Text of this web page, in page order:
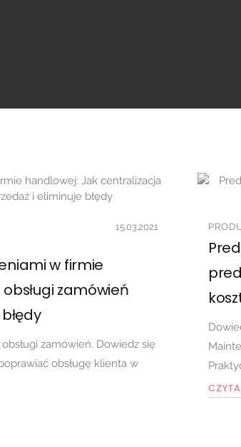
15.03.2021
w firmie
zamówień
zamówień. Dowiedz się
obsługę klienta w